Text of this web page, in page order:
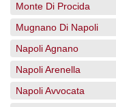
Monte Di Procida
Mugnano Di Napoli
Napoli Agnano
Napoli Arenella
Napoli Avvocata